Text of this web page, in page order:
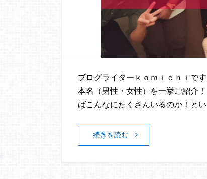
ブログライターｋｏｍｉｃｈｉで
本名（男性・女性）を一挙ご紹介
ばこんなにたくさんいるのか！と
続きを読む